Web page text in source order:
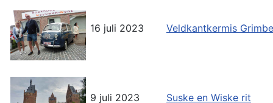
16 juli 2023 Veldkantkermis
9 juli 2023 Suske en Wiske rit